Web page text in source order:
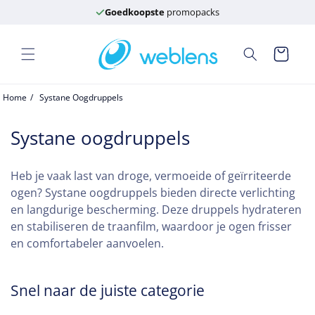
Goedkoopste promopacks
Winkelwagen
Home Systane Oogdruppels
C
l
l
e
c
i
Systane oogdruppels
Heb je vaak last van droge, vermoeide of geïrriteerde
ogen? Systane oogdruppels bieden directe verlichting
en langdurige bescherming. Deze druppels hydrateren
en stabiliseren de traanfilm, waardoor je ogen frisser
en comfortabeler aanvoelen.
Snel naar de juiste categorie